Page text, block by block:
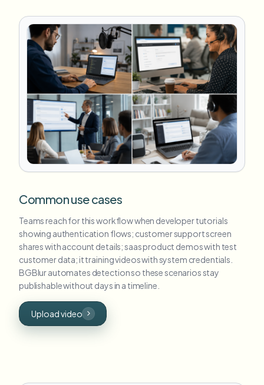
Common use cases
Teams reach for this workflow when developer tutorials
showing authentication flows; customer support screen
shares with account details; saas product demos with test
customer data; it training videos with system credentials.
BGBlur automates detection so these scenarios stay
publishable without days in a timeline.
Upload video